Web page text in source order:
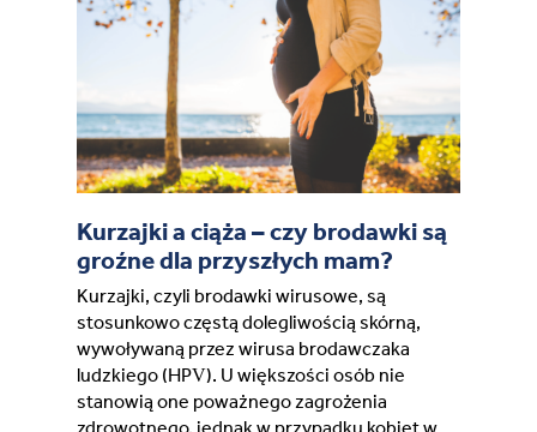
Kurzajki a ciąża – czy brodawki są
groźne dla przyszłych mam?
Kurzajki, czyli brodawki wirusowe, są
stosunkowo częstą dolegliwością skórną,
wywoływaną przez wirusa brodawczaka
ludzkiego (HPV). U większości osób nie
stanowią one poważnego zagrożenia
Finland (Finnish)
Hong Kong (Chinese)
India (Hindi)
Ireland (Irish)
Italy (Italian)